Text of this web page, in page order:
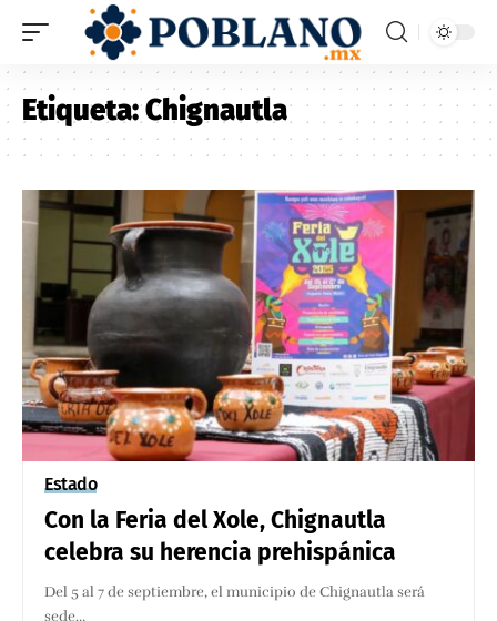
Etiqueta:Chignautla
Estado
Con la Feria del Xole, Chignautla
celebra su herencia prehispánica
Del 5 al 7 de septiembre, el municipio de Chignautla será
sede…